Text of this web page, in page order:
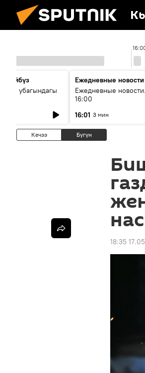
өз убагындагы
Ежедневные новости
Ежедневные
16:00
16:01 3 мин
Кечээ Бүгүн
18:35